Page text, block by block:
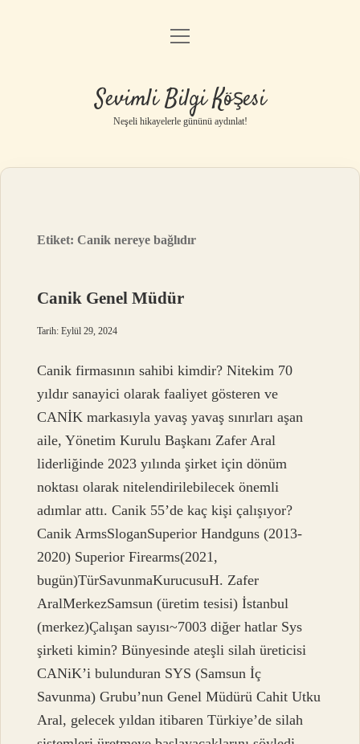
Anasayfa
Yasal Uyarı
menüyü
Sevimli Bilgi Köşesi
Neşeli hikayelerle gününü aydınlat!
Etiket:Canik nereye bağlıdır
Canik Genel Müdür
Tarih: Eylül 29, 2024
Canik firmasının sahibi kimdir? Nitekim 70
yıldır sanayici olarak faaliyet gösteren ve
CANİK markasıyla yavaş yavaş sınırları aşan
aile, Yönetim Kurulu Başkanı Zafer Aral
liderliğinde 2023 yılında şirket için dönüm
noktası olarak nitelendirilebilecek önemli
adımlar attı. Canik 55’de kaç kişi çalışıyor?
Canik ArmsSloganSuperior Handguns (2013-
2020) Superior Firearms(2021,
bugün)TürSavunmaKurucusuH. Zafer
AralMerkezSamsun (üretim tesisi) İstanbul
(merkez)Çalışan sayısı~7003 diğer hatlar Sys
şirketi kimin? Bünyesinde ateşli silah üreticisi
CANiK’i bulunduran SYS (Samsun İç
Savunma) Grubu’nun Genel Müdürü Cahit Utku
Aral, gelecek yıldan itibaren Türkiye’de silah